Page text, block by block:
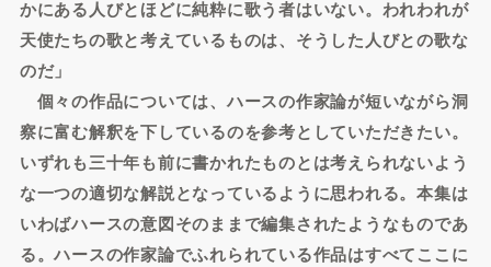
かにある人びとほどに純粋に歌う者はいない。われわれが
天使たちの歌と考えているものは、そうした人びとの歌な
のだ」
個々の作品については、ハースの作家論が短いながら洞
察に富む解釈を下しているのを参考としていただきたい。
いずれも三十年も前に書かれたものとは考えられないよう
な一つの適切な解説となっているように思われる。本集は
いわばハースの意図そのままで編集されたようなものであ
る。ハースの作家論でふれられている作品はすべてここに